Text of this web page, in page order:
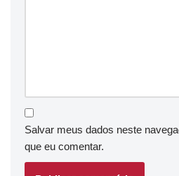
Salvar meus dados neste
que eu comentar.